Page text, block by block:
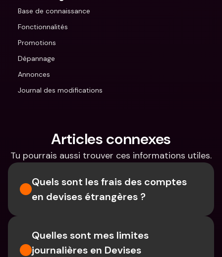
Base de connaissance
Fonctionnalités
Promotions
Dépannage
Annonces
Journal des modifications
Articles connexes
Tu pourrais aussi trouver ces informations utiles.
Quels sont les frais des comptes
en devises étrangères ?
Quelles sont mes limites
journalières en Devises